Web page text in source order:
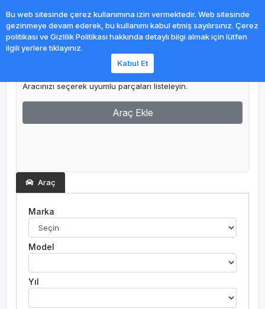
Aracınızı seçerek uyumlu parçaları listeleyin.
Araç Ekle
Araç
Marka
Model
Yıl
Bu web sitesinde çerez kullanımına izin vermektedir. Web sitesinde
gezinmeye devam ederek, bu kullanımı kabul etmiş sayılırsınız. Çerez
politikası ve Gizlilik Politikası hakkında detaylı bilgi almak için lütfen
ilgili yerlere tıklayınız.
Kabul Et